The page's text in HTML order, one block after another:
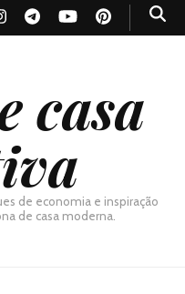
casa
de economia e inspiração
de casa moderna.